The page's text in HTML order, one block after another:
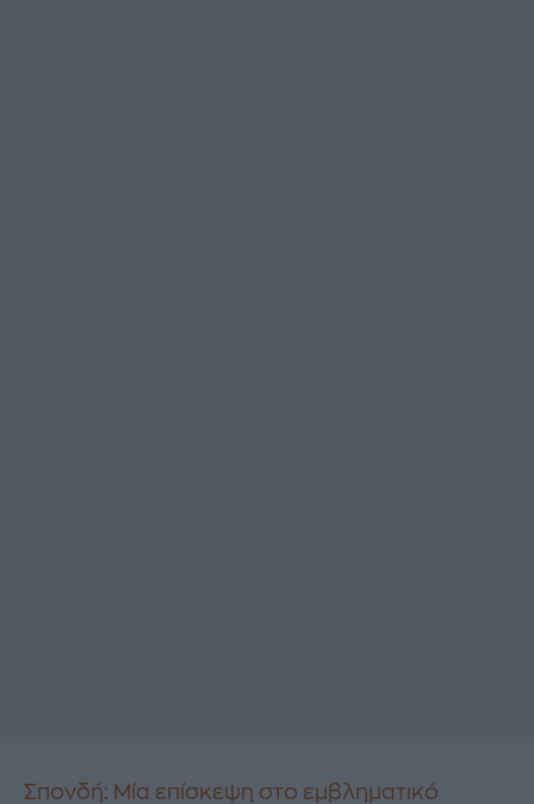
Σπονδή: Μία επίσκεψη στο εμβληματικό